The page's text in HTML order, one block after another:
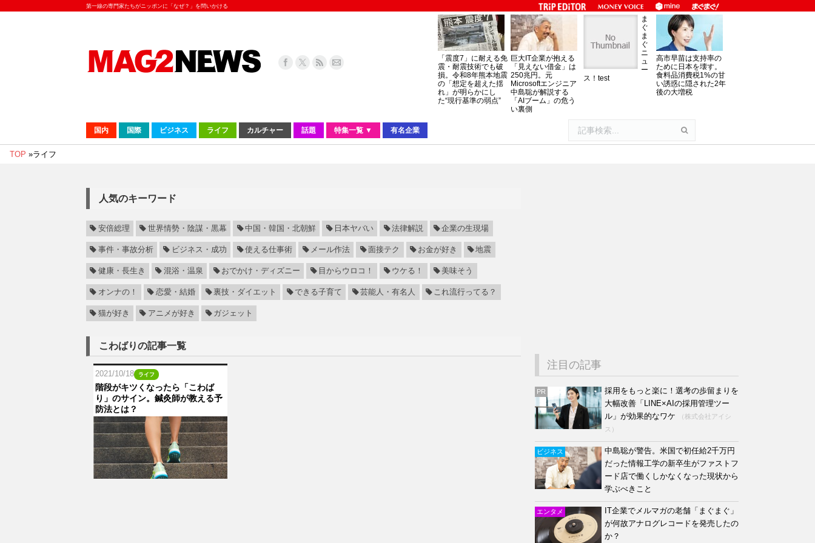
第一線の専門家たちがニッポンに「なぜ？」を問いかける
「震度7」に耐える免
震・耐震技術でも破
損。令和8年熊本地震
の「想定を超えた揺
れ」が明らかにし
た“現行基準の弱点”
巨大IT企業が抱える
「見えない借金」は
250兆円。元
Microsoftエンジニア
中島聡が解説する
「AIブーム」の危う
い裏側
ま
ぐ
ま
ぐ
ニ
ュ
ー
ス！test
高市早苗は支持率の
ために日本を壊す。
食料品消費税1%の甘
い誘惑に隠された2年
後の大増税
国内 国際 ビジネス ライフ カルチャー 話題 特集一覧 ▼ 有名企業
TOP »ライフ
人気のキーワード
安倍総理 世界情勢・陰謀・黒幕 中国・韓国・北朝鮮 日本ヤバい 法律解説 企業の生現場
事件・事故分析 ビジネス・成功 使える仕事術 メール作法 面接テク お金が好き 地震
健康・長生き 混浴・温泉 おでかけ・ディズニー 目からウロコ！ ウケる！ 美味そう
オンナの！ 恋愛・結婚 裏技・ダイエット できる子育て 芸能人・有名人 これ流行ってる？
猫が好き アニメが好き ガジェット
こわばりの記事一覧
2021/10/18 ライフ
階段がキツくなったら「こわば
り」のサイン。鍼灸師が教える予
防法とは？
注目の記事
PR
採用をもっと楽に！選考の歩留まりを
大幅改善「LINE×AIの採用管理ツー
ル」が効果的なワケ
（株式会社アイシ
ス）
ビジネス
中島聡が警告。米国で初任給2千万円
だった情報工学の新卒生がファストフ
ード店で働くしかなくなった現状から
学ぶべきこと
エンタメ
IT企業でメルマガの老舗「まぐまぐ」
が何故アナログレコードを発売したの
か？